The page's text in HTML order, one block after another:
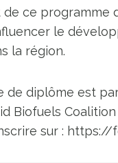
de ce programme
le
la région.
de diplôme est
Biofuels Coalition
sur : https://